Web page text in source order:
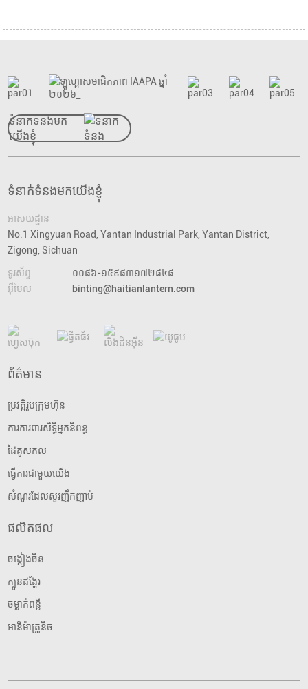
ទំនាក់ទំនងមក
យើងខ្ញុំ
ទំនាក់ទំនងមកយើងខ្ញុំ
អាសយដ្ឋាន
No.1 Xingyuan Road, Yantan Industrial Park, Yantan District,
Zigong, Sichuan
ទូរស័ព្ទ
០០៨៦-១៥៩៨៣១៧២៨៤៨
អ៊ីមែល
binting@haitianlantern.com
ព័ត៌មាន
ប្រវត្តិរូបក្រុមហ៊ុន
ការការពារសិទ្ធិអ្នកនិពន្ធ
ដៃគូសកល
ធ្វើការជាមួយយើង
សំណួរដែលសួរញឹកញាប់
ផលិតផល
ចង្កៀងចិន
ក្បួនដង្ហែរ
ចម្លាក់ពន្លឺ
អានីម៉ាត្រូនិច